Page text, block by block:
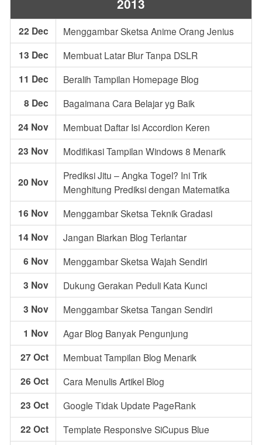
2013
22 Dec Menggambar Sketsa Anime Orang Jenius
13 Dec Membuat Latar Blur Tanpa DSLR
11 Dec Beralih Tampilan Homepage Blog
8 Dec Bagaimana Cara Belajar yg Baik
24 Nov Membuat Daftar Isi Accordion Keren
23 Nov Modifikasi Tampilan Windows 8 Menarik
20 Nov
Prediksi Jitu – Angka Togel? Ini Trik
Menghitung Prediksi dengan Matematika
16 Nov Menggambar Sketsa Teknik Gradasi
14 Nov Jangan Biarkan Blog Terlantar
6 Nov Menggambar Sketsa Wajah Sendiri
3 Nov Dukung Gerakan Peduli Kata Kunci
3 Nov Menggambar Sketsa Tangan Sendiri
1 Nov Agar Blog Banyak Pengunjung
27 Oct Membuat Tampilan Blog Menarik
26 Oct Cara Menulis Artikel Blog
23 Oct Google Tidak Update PageRank
22 Oct Template Responsive SiCupus Blue